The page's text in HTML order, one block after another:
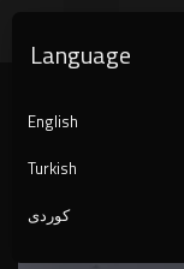
arabic
Language
English
Turkish
کوردی